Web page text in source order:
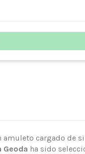
cargado de
Geoda ha sido